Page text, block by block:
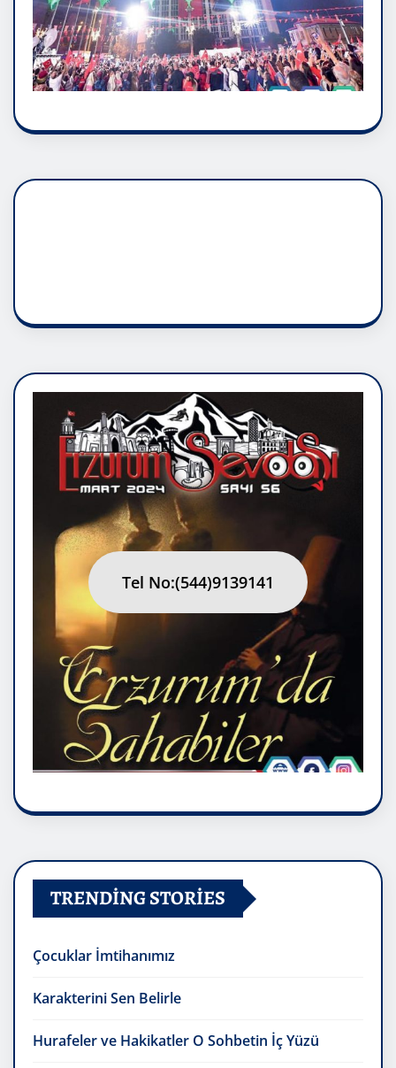
Tel No:(544)9139141
TRENDING STORIES
Çocuklar İmtihanımız
Karakterini Sen Belirle
Hurafeler ve Hakikatler O Sohbetin İç Yüzü